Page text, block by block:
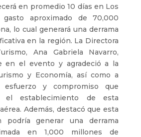
en promedio 10 días en Los
aproximado de 70,000
lo cual generará una derrama
en la región. La Directora
Ana Gabriela Navarro,
en el evento y agradeció a la
y Economía, así como a
y compromiso que
el establecimiento de esta
Además, destacó que esta
podría generar una derrama
en 1,000 millones de